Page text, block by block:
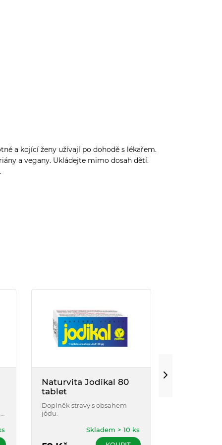
a kojící ženy užívají po dohodě s lékařem.
a vegany. Ukládejte mimo dosah dětí.
Naturvita Jodikal 80
tablet
Doplněk stravy s obsahem
jódu.
Skladem > 10 ks